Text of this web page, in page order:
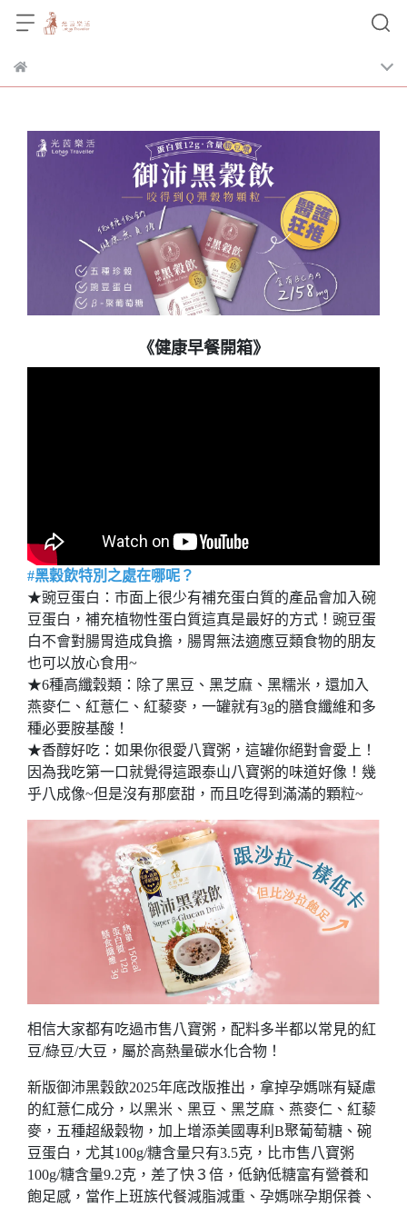
《健康早餐開箱》
#黑穀飲特別之處在哪呢？
★豌豆蛋白：市面上很少有補充蛋白質的產品會加入碗
豆蛋白，補充植物性蛋白質這真是最好的方式！豌豆蛋
白不會對腸胃造成負擔，腸胃無法適應豆類食物的朋友
也可以放心食用~
★6種高纖穀類：除了黑豆、黑芝麻、黑糯米，還加入
燕麥仁、紅薏仁、紅藜麥，一罐就有3g的膳食纖維和多
種必要胺基酸！
★香醇好吃：如果你很愛八寶粥，這罐你絕對會愛上！
因為我吃第一口就覺得這跟泰山八寶粥的味道好像！幾
乎八成像~但是沒有那麼甜，而且吃得到滿滿的顆粒~
相信大家都有吃過市售八寶粥，配料多半都以常見的紅
豆/綠豆/大豆，屬於高熱量碳水化合物！
新版御沛黑穀飲2025年底改版推出，拿掉孕媽咪有疑慮
的紅薏仁成分，以黑米、黑豆、黑芝麻、燕麥仁、紅藜
麥，五種超級穀物，加上增添美國專利B聚葡萄糖、碗
豆蛋白，尤其100g/糖含量只有3.5克，比市售八寶粥
100g/糖含量9.2克，差了快３倍，低鈉低糖富有營養和
飽足感，當作上班族代餐減脂減重、孕媽咪孕期保養、